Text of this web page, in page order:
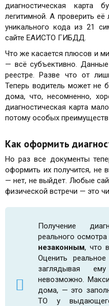
диагностическая карта
легитимной. А проверить
уникального кода из 21
сайте ЕАИСТО ГИБДД.
Что же касается плюсов и
— всё субъективно.
реестре. Разве что от
Теперь водитель может не
дома, что, несомненно,
диагностическая карта
потому особых
Как оформить
Но раз все документы
оформить их получится, не
— нет, не выйдет. Любые
физической встречи — это
Получение
реального осмотра
незаконным, что
Оценить
заглядывая
невозможно.
дома, — это
ТО у